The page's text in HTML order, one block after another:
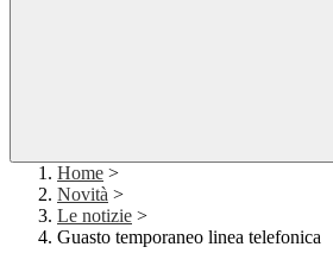
Home >
Novità >
Le notizie >
Guasto temporaneo linea telefonica